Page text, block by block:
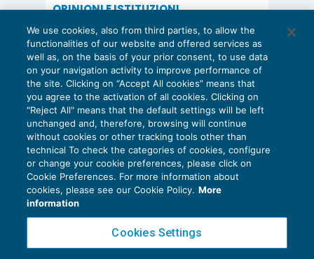
OPINIONI E ISTITUZIONI
Valorizzare il potenziale dello Studio:
una riflessione sul futuro della
consulenza del lavoro
15 Giugno 2026
di Milena Montanari
Privacy Policy
Cookie Policy
We use cookies, also from third parties, to allow the
functionalities of our website and offered services as
well as, on the basis of your prior consent, to use data
on your navigation activity to improve performance of
the site. Clicking on “Accept All cookies” means that
you agree to the activation of all cookies. Clicking on
"Reject All" means that the default settings will be left
unchanged and, therefore, browsing will continue
without cookies or other tracking tools other than
technical To check the categories of cookies, configure
or change your cookie preferences, please click on
Cookie Preferences. For more information about
cookies, please see our Cookie Policy. More
information
Cookies Settings